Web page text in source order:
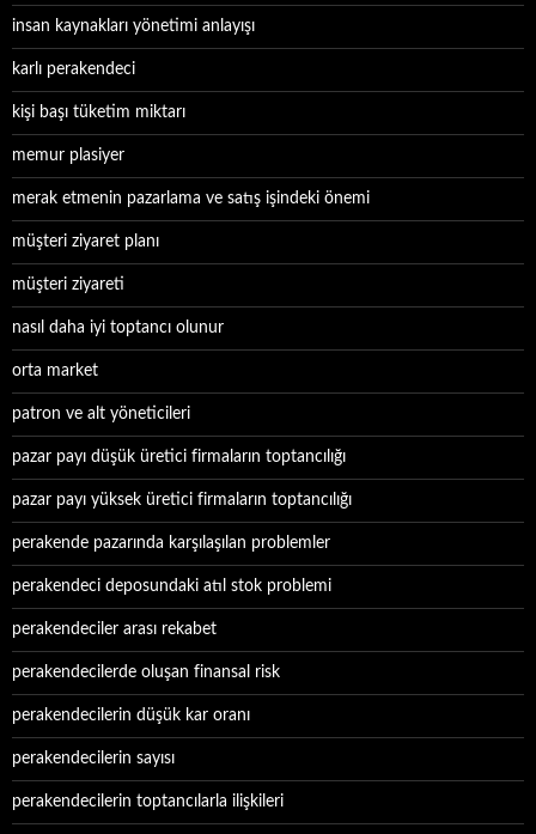
insan kaynakları yönetimi anlayışı
karlı perakendeci
kişi başı tüketim miktarı
memur plasiyer
merak etmenin pazarlama ve satış işindeki önemi
müşteri ziyaret planı
müşteri ziyareti
nasıl daha iyi toptancı olunur
orta market
patron ve alt yöneticileri
pazar payı düşük üretici firmaların toptancılığı
pazar payı yüksek üretici firmaların toptancılığı
perakende pazarında karşılaşılan problemler
perakendeci deposundaki atıl stok problemi
perakendeciler arası rekabet
perakendecilerde oluşan finansal risk
perakendecilerin düşük kar oranı
perakendecilerin sayısı
perakendecilerin toptancılarla ilişkileri